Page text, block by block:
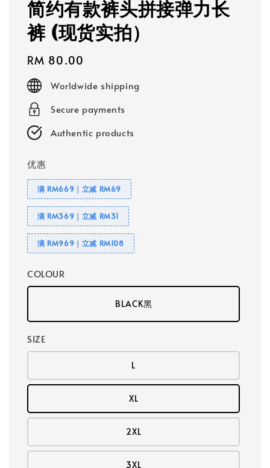
简约有款裤头拼接弹力长
裤 (现货实拍）
Regular
price
RM 80.00
Worldwide shipping
Secure payments
Authentic products
优惠
满 RM669｜立减 RM69
满 RM369｜立减 RM31
满 RM969｜立减 RM108
COLOUR
BLACK黑
SIZE
L
XL
2XL
3XL